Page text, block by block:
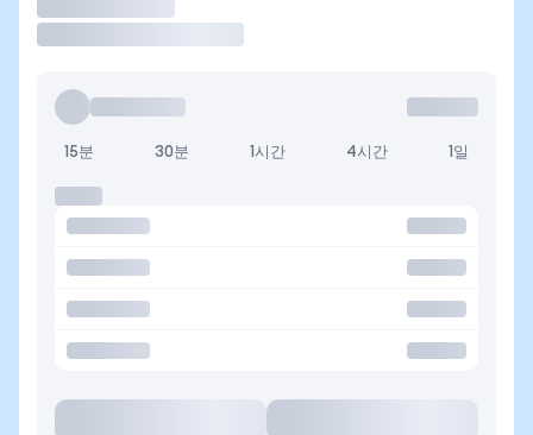
15분 30분 1시간 4시간 1일